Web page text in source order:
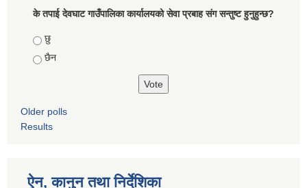
के तपाई देवघाट गाउँपालिका कार्यालयको सेवा प्रबाह संग सन्तुष्ट हुनुहुन्छ?
Choices
छु
छैन
Older polls
Results
ऐन, कानुन तथा निर्देशिका